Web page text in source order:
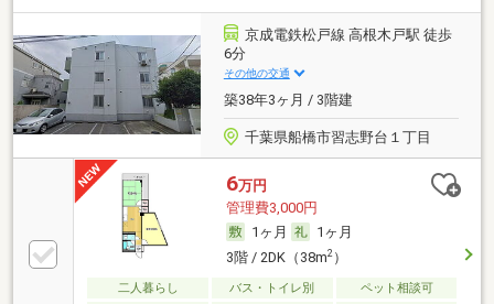
京成電鉄松戸線 高根木戸駅 徒歩
6分
その他の交通
築38年3ヶ月 / 3階建
千葉県船橋市習志野台１丁目
6万円
管理費3,000円
1ヶ月
1ヶ月
3階 / 2DK（38m2）
二人暮らし バス・トイレ別 ペット相談可